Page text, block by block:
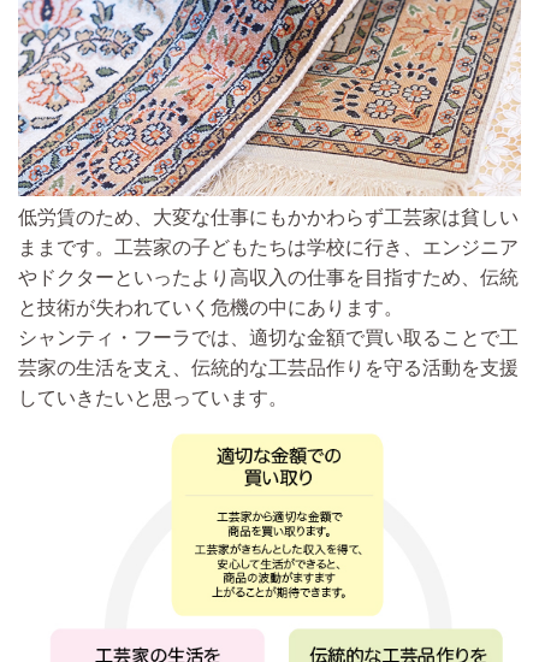
低労賃のため、大変な仕事にもかかわらず工芸家は貧しい
ままです。工芸家の子どもたちは学校に行き、エンジニア
やドクターといったより高収入の仕事を目指すため、伝統
と技術が失われていく危機の中にあります。
シャンティ・フーラでは、適切な金額で買い取ることで工
芸家の生活を支え、伝統的な工芸品作りを守る活動を支援
していきたいと思っています。